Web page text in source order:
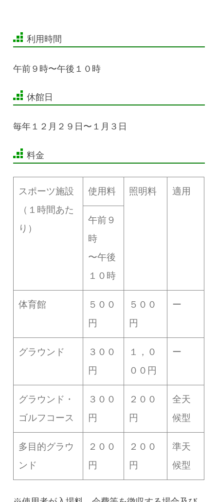
利用時間
午前９時〜午後１０時
休館日
毎年１２月２９日〜１月３日
料金
スポーツ施設
（１時間あた
り）
使用料 照明料 適用
午前９
時
〜午後
１０時
体育館
５００
円
５００
円
ー
グラウンド
３００
円
１，０
００円
ー
グラウンド・
ゴルフコース
３００
円
２００
円
全天
候型
多目的グラウ
ンド
２００
円
２００
円
準天
候型